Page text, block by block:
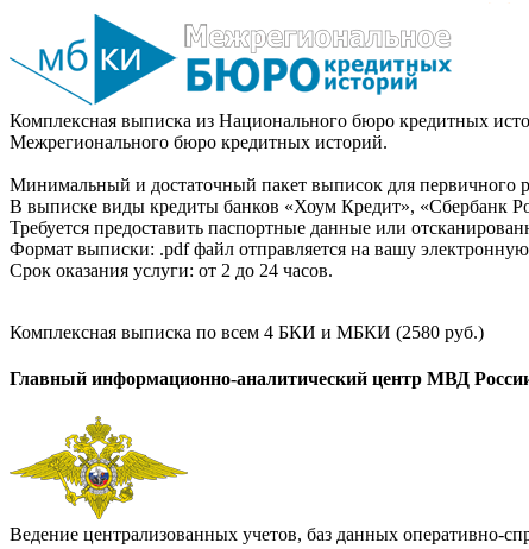
Комплексная выписка из Национального бюро кредитных
Межрегионального бюро кредитных историй.
Минимальный и достаточный пакет выписок для первичного
В выписке виды кредиты банков «Хоум Кредит», «Сбербанк
Требуется предоставить паспортные данные или
Формат выписки: .pdf файл отправляется на вашу
Срок оказания услуги: от 2 до 24 часов.
Комплексная выписка по всем 4 БКИ и МБКИ (2580 руб.)
Главный информационно-аналитический центр МВД
Ведение централизованных учетов, баз данных оперативно-